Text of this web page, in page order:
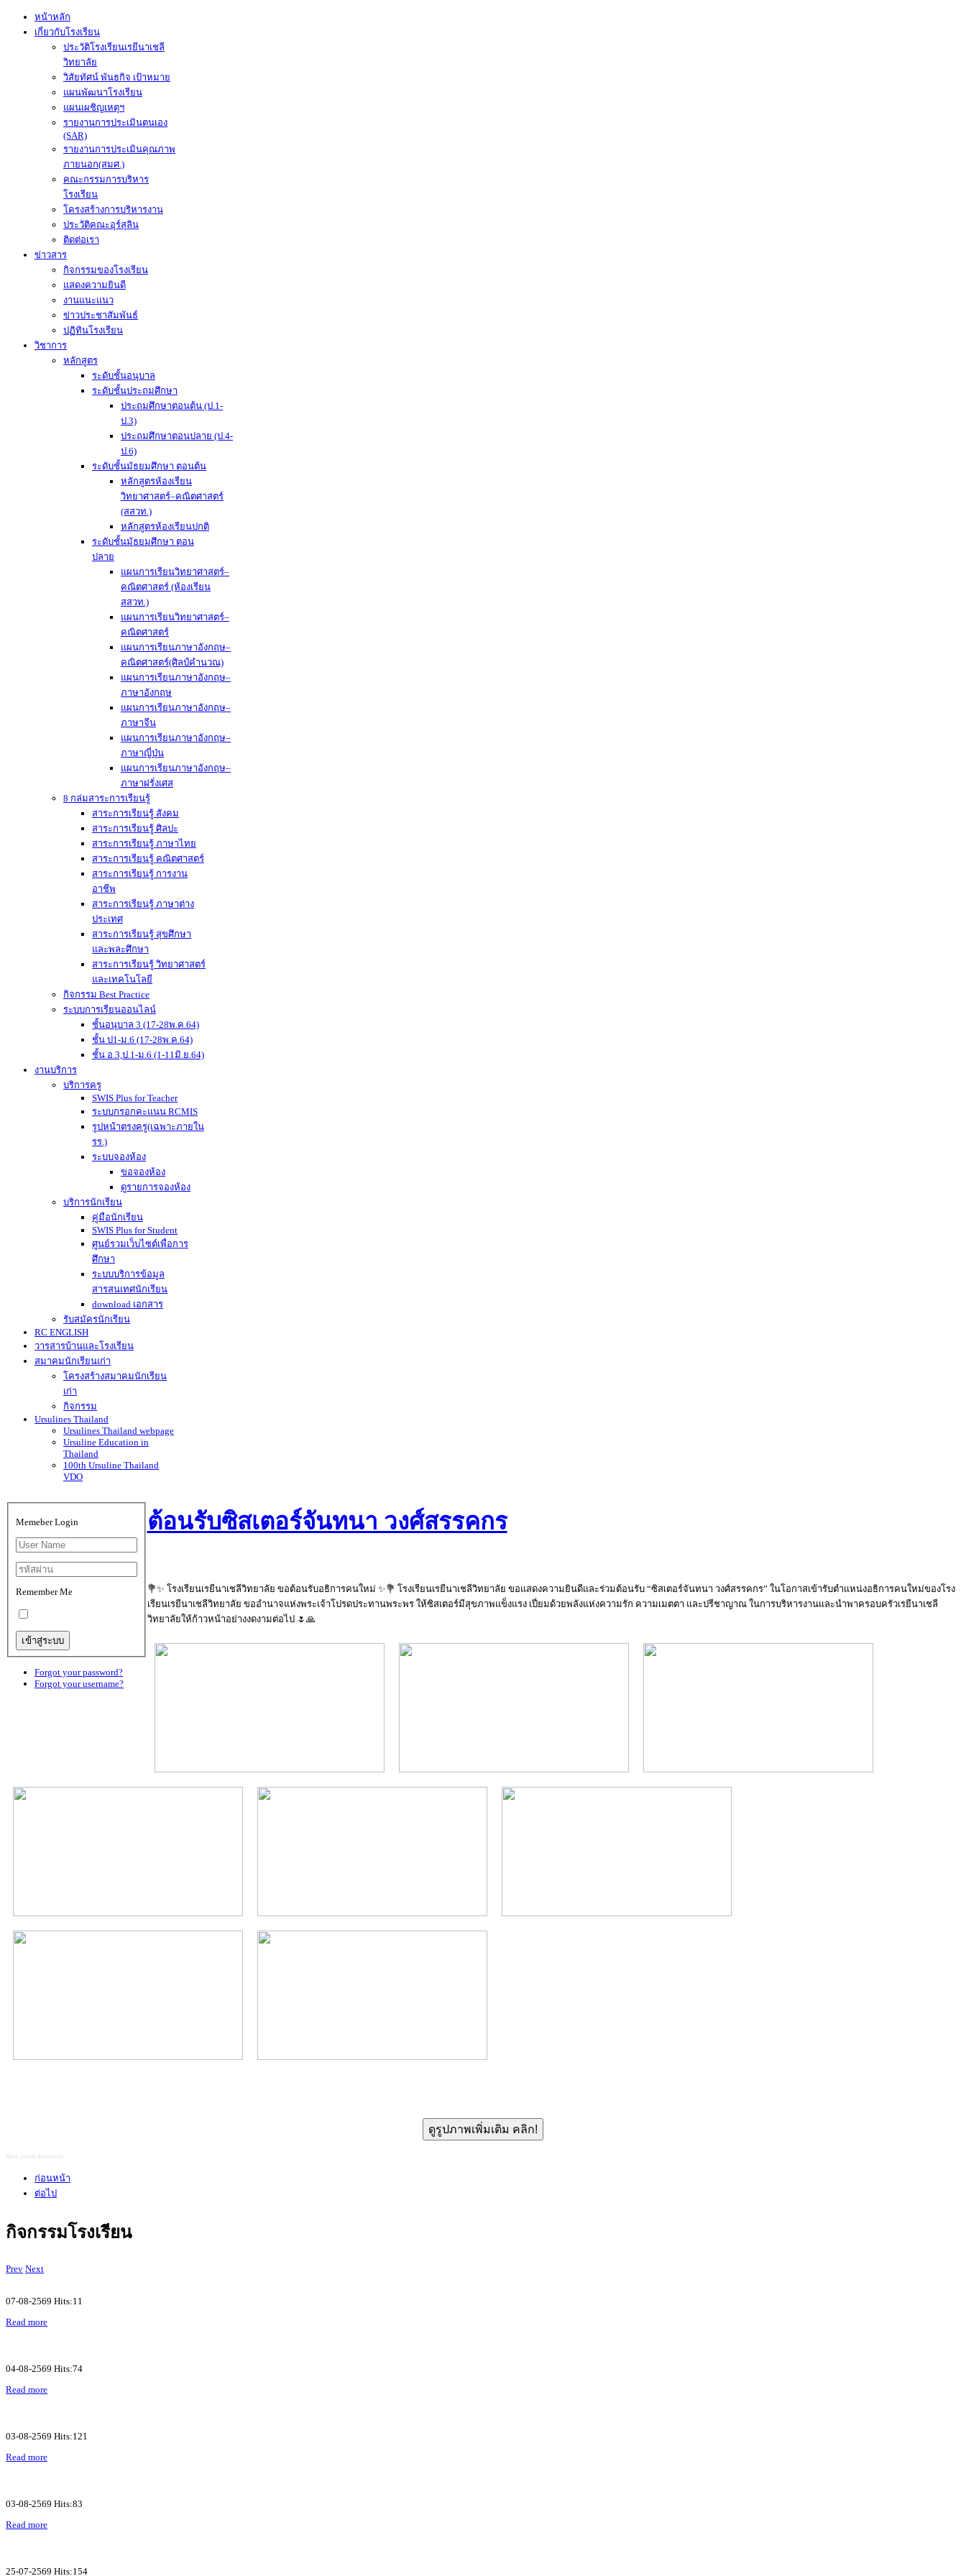
หน้าหลัก
เกี่ยวกับโรงเรียน
ประวัติโรงเรียนเรยีนาเชลี
วิทยาลัย
วิสัยทัศน์ พันธกิจ เป้าหมาย
แผนพัฒนาโรงเรียน
แผนเผชิญเหตุฯ
รายงานการประเมินตนเอง
(SAR)
รายงานการประเมินคุณภาพ
ภายนอก(สมศ.)
คณะกรรมการบริหาร
โรงเรียน
โครงสร้างการบริหารงาน
ประวัติคณะอุร์สุลิน
ติดต่อเรา
ข่าวสาร
กิจกรรมของโรงเรียน
แสดงความยินดี
งานแนะแนว
ข่าวประชาสัมพันธ์
ปฏิทินโรงเรียน
วิชาการ
หลักสูตร
ระดับชั้นอนุบาล
ระดับชั้นประถมศึกษา
ประถมศึกษาตอนต้น (ป.1-
ป.3)
ประถมศึกษาตอนปลาย (ป.4-
ป.6)
ระดับชั้นมัธยมศึกษา ตอนต้น
หลักสูตรห้องเรียน
วิทยาศาสตร์–คณิตศาสตร์
(สสวท.)
หลักสูตรห้องเรียนปกติ
ระดับชั้นมัธยมศึกษา ตอน
ปลาย
แผนการเรียนวิทยาศาสตร์–
คณิตศาสตร์ (ห้องเรียน
สสวท.)
แผนการเรียนวิทยาศาสตร์–
คณิตศาสตร์
แผนการเรียนภาษาอังกฤษ–
คณิตศาสตร์(ศิลป์คำนวณ)
แผนการเรียนภาษาอังกฤษ–
ภาษาอังกฤษ
แผนการเรียนภาษาอังกฤษ–
ภาษาจีน
แผนการเรียนภาษาอังกฤษ–
ภาษาญี่ปุ่น
แผนการเรียนภาษาอังกฤษ–
ภาษาฝรั่งเศส
8 กล่มสาระการเรียนรู้
สาระการเรียนรู้ สังคม
สาระการเรียนรู้ ศิลปะ
สาระการเรียนรู้ ภาษาไทย
สาระการเรียนรู้ คณิตศาสตร์
สาระการเรียนรู้ การงาน
อาชีพ
สาระการเรียนรู้ ภาษาต่าง
ประเทศ
สาระการเรียนรู้ สุขศึกษา
และพละศึกษา
สาระการเรียนรู้ วิทยาศาสตร์
และเทคโนโลยี
กิจกรรม Best Practice
ระบบการเรียนออนไลน์
ชั้นอนุบาล 3 (17-28พ.ค.64)
ชั้น ป1-ม.6 (17-28พ.ค.64)
ชั้น อ.3,ป.1-ม.6 (1-11มิ.ย.64)
งานบริการ
บริการครู
SWIS Plus for Teacher
ระบบกรอกคะแนน RCMIS
รูปหน้าตรงครู(เฉพาะภายใน
รร.)
ระบบจองห้อง
ขอจองห้อง
ดูรายการจองห้อง
บริการนักเรียน
คู่มือนักเรียน
SWIS Plus for Student
ศูนย์รวมเว็บไซต์เพื่อการ
ศึกษา
ระบบบริการข้อมูล
สารสนเทศนักเรียน
download เอกสาร
รับสมัครนักเรียน
RC ENGLISH
วารสารบ้านและโรงเรียน
สมาคมนักเรียนเก่า
โครงสร้างสมาคมนักเรียน
เก่า
กิจกรรม
Ursulines Thailand
Ursulines Thailand webpage
Ursuline Education in
Thailand
100th Ursuline Thailand
VDO
Memeber Login
Remember Me
Forgot your password?
Forgot your username?
ต้อนรับซิสเตอร์จันทนา วงศ์สรรคกร
💐✨ โรงเรียนเรยีนาเชลีวิทยาลัย ขอต้อนรับอธิการคนใหม่ ✨💐 โรงเรียนเรยีนาเชลีวิทยาลัย ขอแสดงความยินดีและร่วมต้อนรับ “ซิสเตอร์จันทนา วงศ์สรรคกร” ในโอกาสเข้ารับตำแหน่งอธิการคนใหม่ของโรง
เรียนเรยีนาเชลีวิทยาลัย ขออำนาจแห่งพระเจ้าโปรดประทานพระพร ให้ซิสเตอร์มีสุขภาพแข็งแรง เปี่ยมด้วยพลังแห่งความรัก ความเมตตา และปรีชาญาณ ในการบริหารงานและนำพาครอบครัวเรยีนาเชลี
วิทยาลัยให้ก้าวหน้าอย่างงดงามต่อไป 🌷🙏
ดูรูปภาพเพิ่มเติม คลิก!
More Joomla Extensions
ก่อนหน้า
ต่อไป
กิจกรรมโรงเรียน
Prev Next
07-08-2569 Hits:11
Read more
04-08-2569 Hits:74
Read more
03-08-2569 Hits:121
Read more
03-08-2569 Hits:83
Read more
25-07-2569 Hits:154